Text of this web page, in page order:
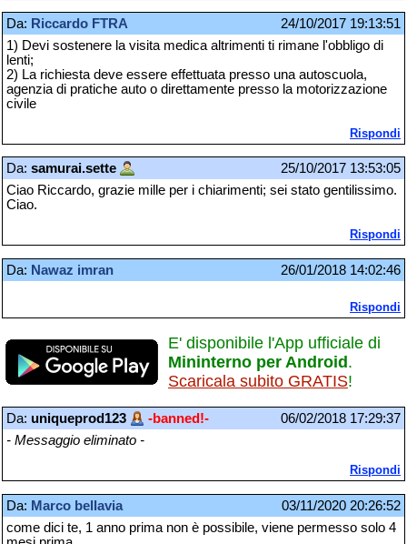
Da: Riccardo FTRA
24/10/2017 19:13:51
1) Devi sostenere la visita medica altrimenti ti rimane l'obbligo di
lenti;
2) La richiesta deve essere effettuata presso una autoscuola,
agenzia di pratiche auto o direttamente presso la motorizzazione
civile
Rispondi
Da: samurai.sette
25/10/2017 13:53:05
Ciao Riccardo, grazie mille per i chiarimenti; sei stato gentilissimo.
Ciao.
Rispondi
Da: Nawaz imran 26/01/2018 14:02:46
Rispondi
E' disponibile l'App ufficiale di
Mininterno per Android.
Scaricala subito GRATIS!
Da: uniqueprod123 -banned!-
06/02/2018 17:29:37
- Messaggio eliminato -
Rispondi
Da: Marco bellavia
03/11/2020 20:26:52
come dici te, 1 anno prima non è possibile, viene permesso solo 4